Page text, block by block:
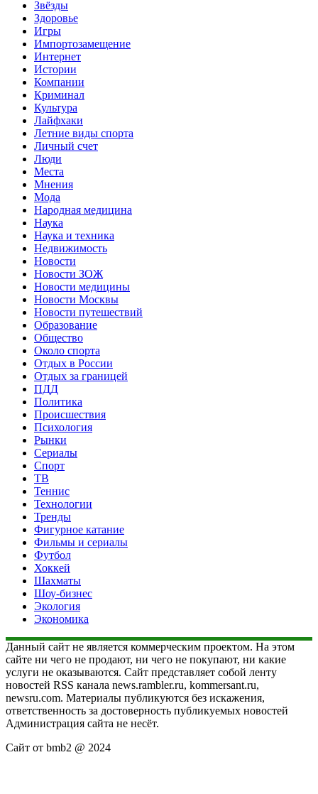
Звёзды
Здоровье
Игры
Импортозамещение
Интернет
Истории
Компании
Криминал
Культура
Лайфхаки
Летние виды спорта
Личный счет
Люди
Места
Мнения
Мода
Народная медицина
Наука
Наука и техника
Недвижимость
Новости
Новости ЗОЖ
Новости медицины
Новости Москвы
Новости путешествий
Образование
Общество
Около спорта
Отдых в России
Отдых за границей
ПДД
Политика
Происшествия
Психология
Рынки
Сериалы
Спорт
ТВ
Теннис
Технологии
Тренды
Фигурное катание
Фильмы и сериалы
Футбол
Хоккей
Шахматы
Шоу-бизнес
Экология
Экономика
Данный сайт не является коммерческим проектом. На этом
сайте ни чего не продают, ни чего не покупают, ни какие
услуги не оказываются. Сайт представляет собой ленту
новостей RSS канала news.rambler.ru, kommersant.ru,
newsru.com. Материалы публикуются без искажения,
ответственность за достоверность публикуемых новостей
Администрация сайта не несёт.
Сайт от bmb2 @ 2024